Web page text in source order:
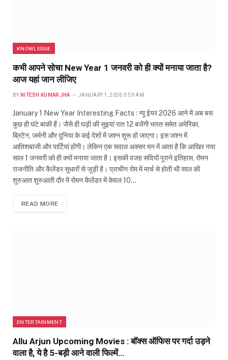
KNOWLEDGE
कभी आपने सोचा New Year 1 जनवरी को ही क्यों मनाया जाता है?
आज यहां जान लीजिए
BY NITESH KUMAR JHA JANUARY 1, 2026 9:59 AM
January 1 New Year Interesting Facts : न्यू ईयर 2026 आने में अब बस
कुछ ही घंटे बाकी हैं। जैसे ही घड़ी की सुइयां रात 12 बजेंगी भारत समेत अमेरिका,
ब्रिटेन, जर्मनी और दुनिया के कई देशों में जश्न शुरू हो जाएगा। इस जश्न में
आतिशबाजी और पार्टियां होंगी। लेकिन एक सवाल अक्सर मन में आता है कि आखिर नया
साल 1 जनवरी को ही क्यों मनाया जाता है। इसकी वजह सदियों पुराने इतिहास, रोमन
राजनीति और कैलेंडर सुधारों से जुड़ी है। प्राचीन रोम में मार्च से होती थी साल की
शुरुआत शुरुआती दौर में रोमन कैलेंडर में केवल 10…
READ MORE
ENTERTAINMENT
Allu Arjun Upcoming Movies : बॉक्स ऑफिस पर गर्दा उड़ने
वाला है, ये है 5-बड़ी आने वाली फिल्में…